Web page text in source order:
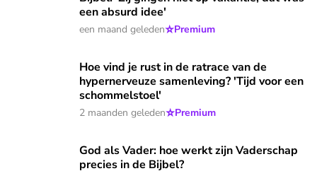
een absurd idee'
een maand geleden⭐Premium
Hoe vind je rust in de ratrace van de hypernerveuze
Hoe vind je rust in de ratrace van de
hypernerveuze samenleving? 'Tijd voor een
schommelstoel'
2 maanden geleden⭐Premium
God als Vader: hoe werkt zijn Vaderschap precies in de
God als Vader: hoe werkt zijn Vaderschap
precies in de Bijbel?